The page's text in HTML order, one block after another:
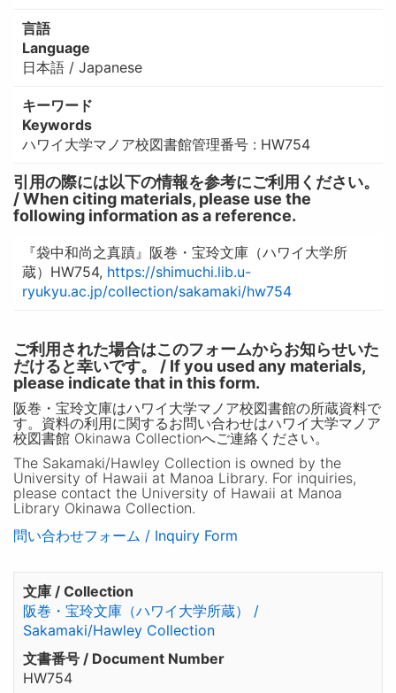
言語
Language
日本語 / Japanese
キーワード
Keywords
ハワイ大学マノア校図書館管理番号 : HW754
引用の際には以下の情報を参考にご利用ください。
/ When citing materials, please use the
following information as a reference.
『袋中和尚之真蹟』阪巻・宝玲文庫（ハワイ大学所
蔵）HW754, https://shimuchi.lib.u-
ryukyu.ac.jp/collection/sakamaki/hw754
ご利用された場合はこのフォームからお知らせいた
だけると幸いです。 / If you used any materials,
please indicate that in this form.
阪巻・宝玲文庫はハワイ大学マノア校図書館の所蔵資料で
す。資料の利用に関するお問い合わせはハワイ大学マノア
校図書館 Okinawa Collectionへご連絡ください。
The Sakamaki/Hawley Collection is owned by the
University of Hawaii at Manoa Library. For inquiries,
please contact the University of Hawaii at Manoa
Library Okinawa Collection.
問い合わせフォーム / Inquiry Form
文庫 / Collection
阪巻・宝玲文庫（ハワイ大学所蔵） /
Sakamaki/Hawley Collection
文書番号 / Document Number
HW754